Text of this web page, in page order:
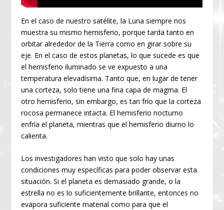
En el caso de nuestro satélite, la Luna siempre nos
muestra su mismo hemisferio, porque tarda tanto en
orbitar alrededor de la Tierra como en girar sobre su
eje. En el caso de estos planetas, lo que sucede es que
el hemisferio iluminado se ve expuesto a una
temperatura elevadísima. Tanto que, en lugar de tener
una corteza, solo tiene una fina capa de magma. El
otro hemisferio, sin embargo, es tan frío que la corteza
rocosa permanece intacta. El hemisferio nocturno
enfría el planeta, mientras que el hemisferio diurno lo
calienta.
Los investigadores han visto que solo hay unas
condiciones muy específicas para poder observar esta
situación. Si el planeta es demasiado grande, o la
estrella no es lo suficientemente brillante, entonces no
evapora suficiente material como para que el